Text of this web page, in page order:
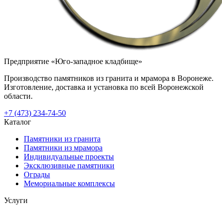
Предприятие «Юго-западное кладбище»
Производство памятников из гранита и мрамора в Воронеже.
Изготовление, доставка и установка по всей Воронежской
области.
+7 (473) 234-74-50
Каталог
Памятники из гранита
Памятники из мрамора
Индивидуальные проекты
Эксклюзивные памятники
Ограды
Мемориальные комплексы
Услуги